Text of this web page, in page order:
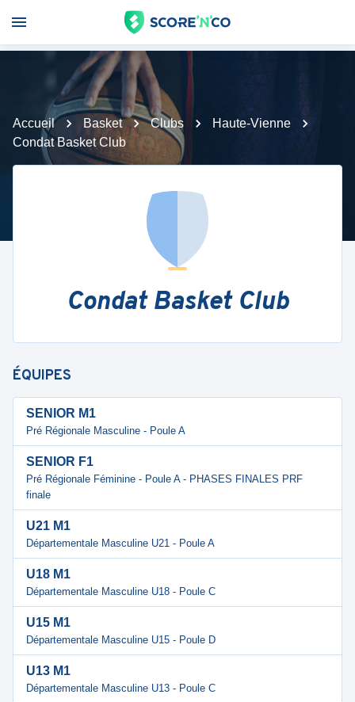
Accueil Basket Clubs
Haute-Vienne
Condat Basket Club
Condat Basket Club
ÉQUIPES
SENIOR M1
Pré Régionale Masculine - Poule A
SENIOR F1
Pré Régionale Féminine - Poule A - PHASES FINALES PRF
finale
U21 M1
Départementale Masculine U21 - Poule A
U18 M1
Départementale Masculine U18 - Poule C
U15 M1
Départementale Masculine U15 - Poule D
U13 M1
Départementale Masculine U13 - Poule C